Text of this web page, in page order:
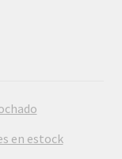
en estock